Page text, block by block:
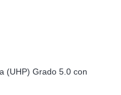
(UHP) Grado 5.0 con